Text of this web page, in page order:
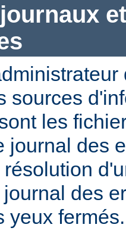
sources
les
journal des
des
yeux fermés.